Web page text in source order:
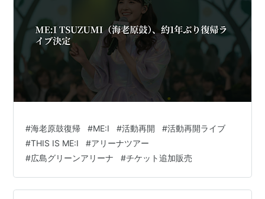
#海老原鼓復帰 #ME:I #活動再開 #活動再開ライブ
#THIS IS ME:I #アリーナツアー
#広島グリーンアリーナ #チケット追加販売